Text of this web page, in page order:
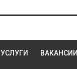
УСЛУГИ